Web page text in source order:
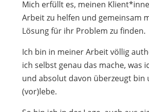
Mich erfüllt es, meinen
Arbeit zu helfen und gemeinsam
Lösung für ihr Problem zu finden.
Ich bin in meiner Arbeit völlig
ich selbst genau das mache, was
und absolut davon überzeugt bin
(vor)lebe.